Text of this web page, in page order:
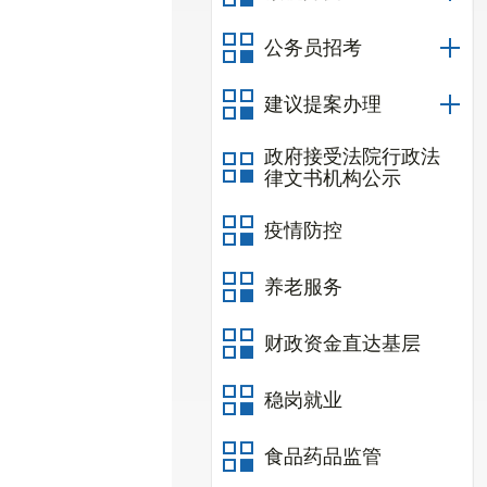
公务员招考
建议提案办理
政府接受法院行政法
律文书机构公示
疫情防控
养老服务
财政资金直达基层
稳岗就业
食品药品监管